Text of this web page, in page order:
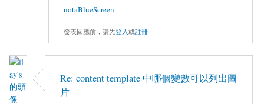
notaBlueScreen
發表回應前，請先登入或註冊
Re: content template 中哪個變數可以列出圖
片